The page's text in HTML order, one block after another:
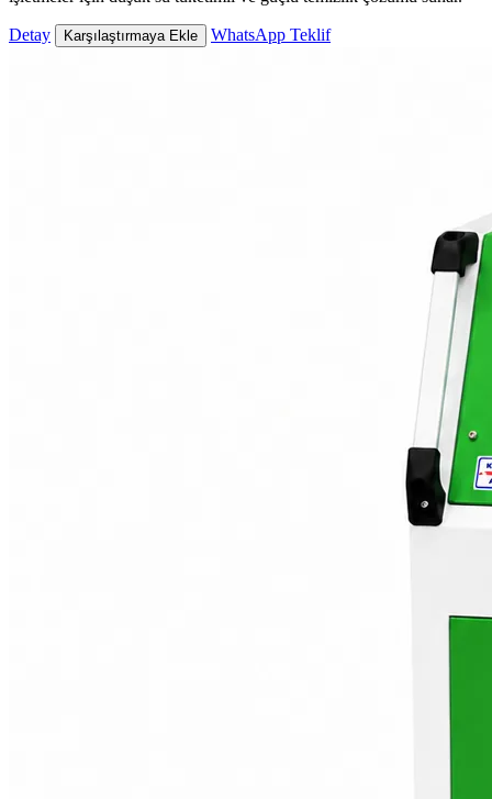
Detay Karşılaştırmaya Ekle WhatsApp Teklif